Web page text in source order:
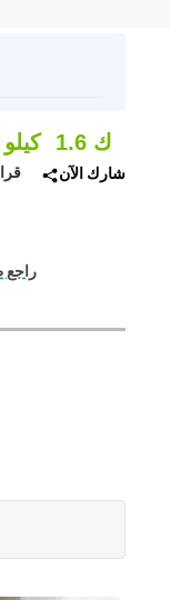
13.7 كيلو 1.6 ك
شارك الآن
راجع